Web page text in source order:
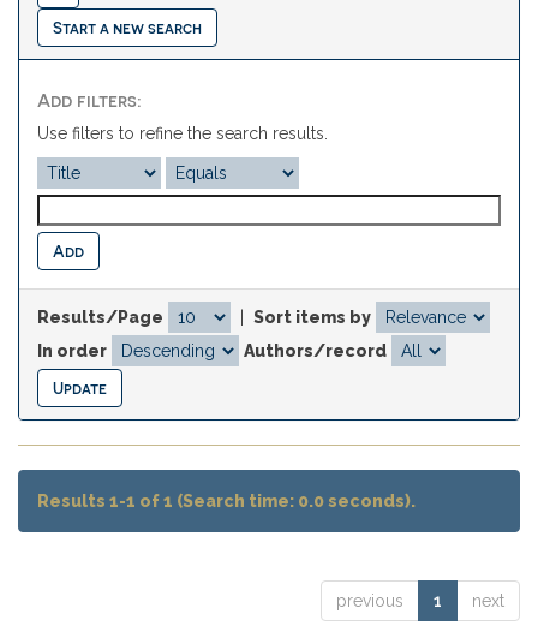
Start a new search
Add filters:
Use filters to refine the search results.
Results/Page
Sort items by
In order
Authors/record
Results 1-1 of 1 (Search time: 0.0 seconds).
previous 1 next